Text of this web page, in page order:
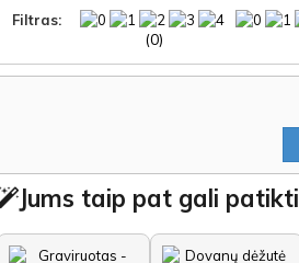
Filtras:
(0)
Jums taip pat gali patikti